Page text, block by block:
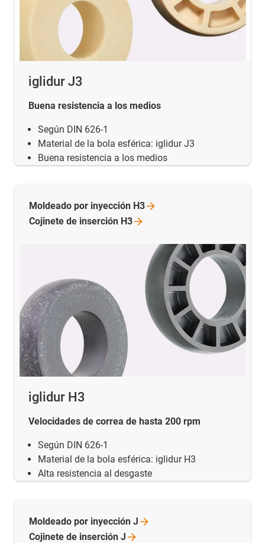
iglidur J3
Buena resistencia a los medios
Según DIN 626-1
Material de la bola esférica: iglidur J3
Buena resistencia a los medios
iglidur H3
Velocidades de correa de hasta 200 rpm
Según DIN 626-1
Material de la bola esférica: iglidur H3
Alta resistencia al desgaste
Moldeado por inyección H3
Cojinete de inserción H3
Moldeado por inyección J
Cojinete de inserción J